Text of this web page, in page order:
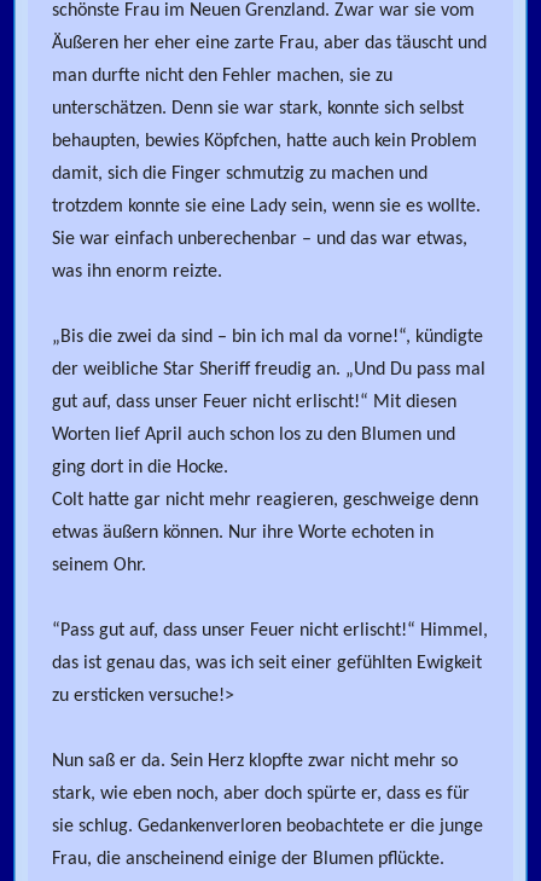
schönste Frau im Neuen Grenzland. Zwar war sie vom
Äußeren her eher eine zarte Frau, aber das täuscht und
man durfte nicht den Fehler machen, sie zu
unterschätzen. Denn sie war stark, konnte sich selbst
behaupten, bewies Köpfchen, hatte auch kein Problem
damit, sich die Finger schmutzig zu machen und
trotzdem konnte sie eine Lady sein, wenn sie es wollte.
Sie war einfach unberechenbar – und das war etwas,
was ihn enorm reizte.
„Bis die zwei da sind – bin ich mal da vorne!“, kündigte
der weibliche Star Sheriff freudig an. „Und Du pass mal
gut auf, dass unser Feuer nicht erlischt!“ Mit diesen
Worten lief April auch schon los zu den Blumen und
ging dort in die Hocke.
Colt hatte gar nicht mehr reagieren, geschweige denn
etwas äußern können. Nur ihre Worte echoten in
seinem Ohr.
“Pass gut auf, dass unser Feuer nicht erlischt!“ Himmel,
das ist genau das, was ich seit einer gefühlten Ewigkeit
zu ersticken versuche!>
Nun saß er da. Sein Herz klopfte zwar nicht mehr so
stark, wie eben noch, aber doch spürte er, dass es für
sie schlug. Gedankenverloren beobachtete er die junge
Frau, die anscheinend einige der Blumen pflückte.